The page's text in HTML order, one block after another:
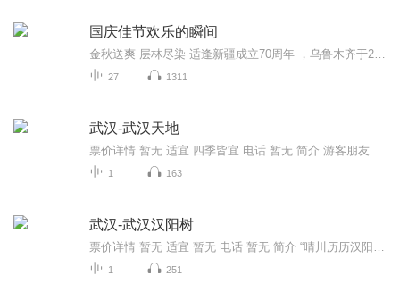
国庆佳节欢乐的瞬间
27 1311
武汉-武汉天地
1 163
武汉-武汉汉阳树
1 251